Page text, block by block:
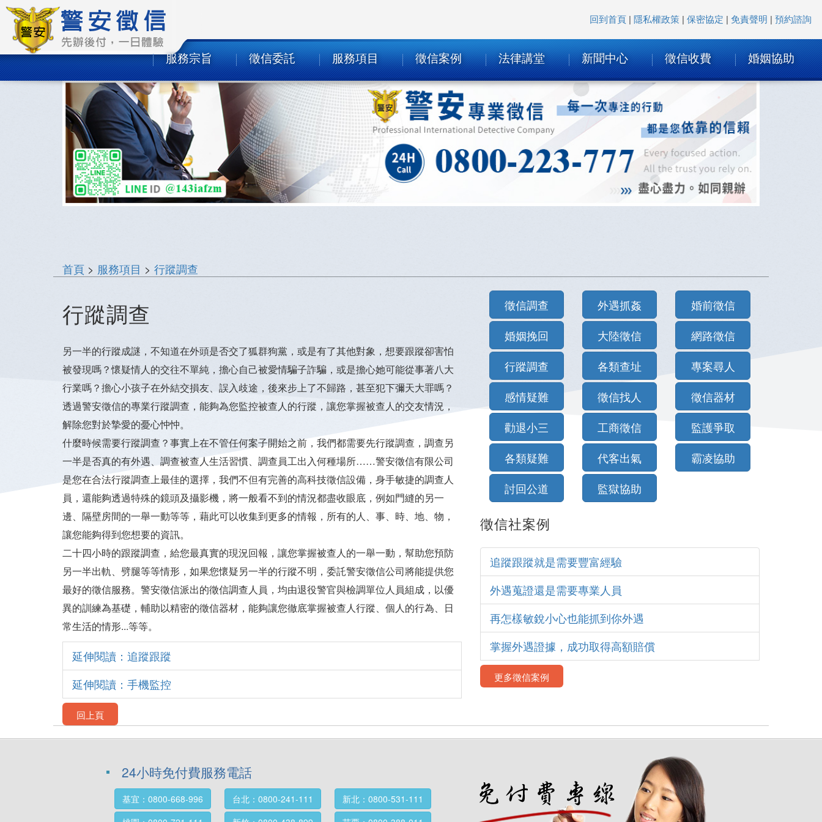
回到首頁 | 隱私權政策 | 保密協定 | 免責聲明 | 預約諮詢
服務宗旨 徵信委託 服務項目 徵信案例 法律講堂 新聞中心 徵信收費 婚姻協助
首頁 > 服務項目 > 行蹤調查
行蹤調查
另一半的行蹤成謎，不知道在外頭是否交了狐群狗黨，或是有了其他對象，想要跟蹤卻害怕
被發現嗎？懷疑情人的交往不單純，擔心自己被愛情騙子詐騙，或是擔心她可能從事著八大
行業嗎？擔心小孩子在外結交損友、誤入歧途，後來步上了不歸路，甚至犯下彌天大罪嗎？
透過警安徵信的專業行蹤調查，能夠為您監控被查人的行蹤，讓您掌握被查人的交友情況，
解除您對於摯愛的憂心忡忡。
什麼時候需要行蹤調查？事實上在不管任何案子開始之前，我們都需要先行蹤調查，調查另
一半是否真的有外遇、調查被查人生活習慣、調查員工出入何種場所……警安徵信有限公司
是您在合法行蹤調查上最佳的選擇，我們不但有完善的高科技徵信設備，身手敏捷的調查人
員，還能夠透過特殊的鏡頭及攝影機，將一般看不到的情況都盡收眼底，例如門縫的另一
邊、隔壁房間的一舉一動等等，藉此可以收集到更多的情報，所有的人、事、時、地、物，
讓您能夠得到您想要的資訊。
二十四小時的跟蹤調查，給您最真實的現況回報，讓您掌握被查人的一舉一動，幫助您預防
另一半出軌、劈腿等等情形，如果您懷疑另一半的行蹤不明，委託警安徵信公司將能提供您
最好的徵信服務。警安徵信派出的徵信調查人員，均由退役警官與檢調單位人員組成，以優
異的訓練為基礎，輔助以精密的徵信器材，能夠讓您徹底掌握被查人行蹤、個人的行為、日
常生活的情形...等等。
延伸閱讀：追蹤跟蹤
延伸閱讀：手機監控
回上頁
徵信調查 外遇抓姦
婚前徵信
婚姻挽回
大陸徵信
網路徵信
行蹤調查
各類查址
專案尋人
感情疑難
徵信找人
徵信器材
勸退小三
工商徵信
監護爭取
各類疑難
代客出氣
霸凌協助
討回公道
監獄協助
徵信社案例
追蹤跟蹤就是需要豐富經驗
外遇蒐證還是需要專業人員
再怎樣敏銳小心也能抓到你外遇
掌握外遇證據，成功取得高額賠償
更多徵信案例
24小時免付費服務電話
基宜：0800-668-996 台北：0800-241-111
新北：0800-531-111